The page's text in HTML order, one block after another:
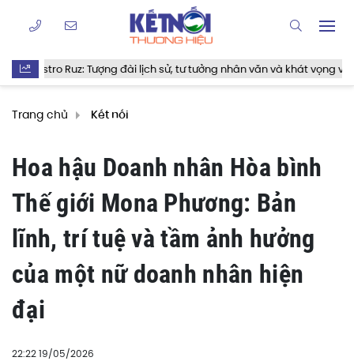
sử, tư tưởng nhân văn và khát vọng vĩnh hằng Ra mắt
Trang chủ Kết nối
Hoa hậu Doanh nhân Hòa bình
Thế giới Mona Phương: Bản
lĩnh, trí tuệ và tầm ảnh hưởng
của một nữ doanh nhân hiện
đại
22:22 19/05/2026